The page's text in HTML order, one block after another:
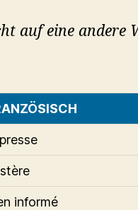
auf eine andere
informé